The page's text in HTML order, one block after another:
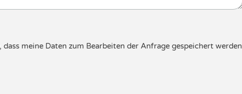
meine Daten zum Bearbeiten der Anfrage gespeichert werden